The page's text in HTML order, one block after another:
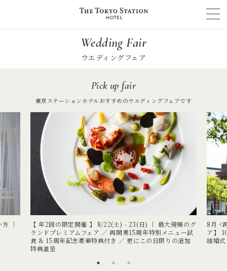
Wedding Fair
ウエディングフェア
Pick up fair
東京ステーションホテルおすすめのウエディングフェアです
方 │
【 年2回の限定開催 】 8/22(土) - 23(日) ｜ 最大規模のグ
ランドプレミアムフェア ／ 再開業15周年特別メニュー試
食 & 15周年記念豪華特典付き ／ 更にこの日限りの追加
特典進呈
8月 <
ア】
結婚式